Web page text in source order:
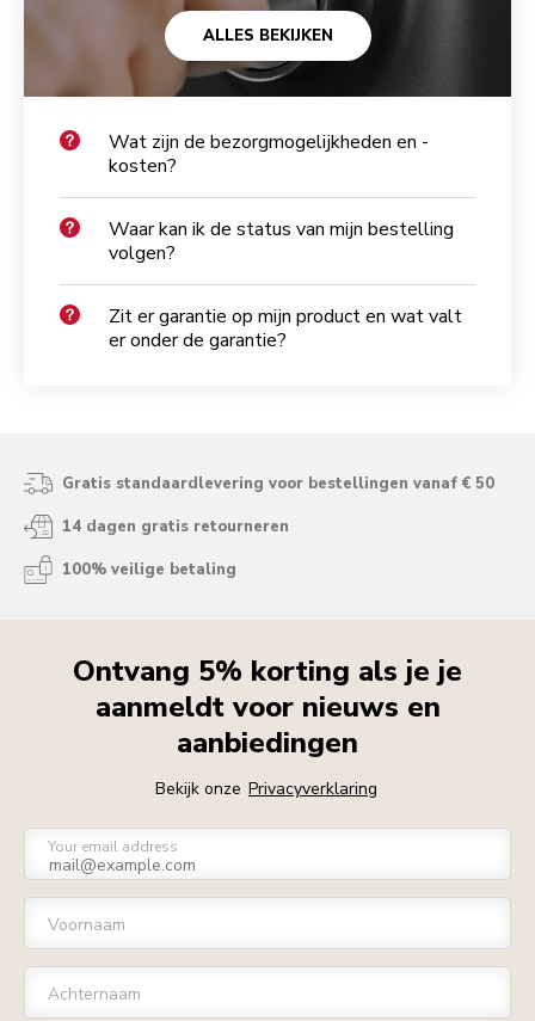
ALLES BEKIJKEN
Wat zijn de bezorgmogelijkheden en -
kosten?
Waar kan ik de status van mijn bestelling
volgen?
Zit er garantie op mijn product en wat valt
er onder de garantie?
Gratis standaardlevering voor bestellingen vanaf € 50
14 dagen gratis retourneren
100% veilige betaling
Ontvang 5% korting als je je
aanmeldt voor nieuws en
aanbiedingen
Bekijk onze Privacyverklaring
Your email address
Voornaam
Achternaam